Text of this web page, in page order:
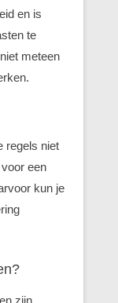
en is
te
meteen
regels niet
een
kun je
zijn